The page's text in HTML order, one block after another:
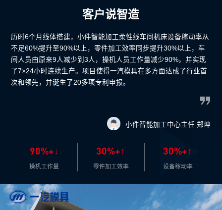
客户说智造
历时6个月线体搭建，小件智能加工柔性线车间机床设备稼动率从
不足60%提升至90%以上，零件加工效率同步提升30%以上，车
间人员由原来9人减少到3人，操机人员工作量减少90%，并实现
了7×24小时连续生产。项目使得一汽模具在多方面达成了行业首
次和领先，并诞生了20多项专利申报。
小件智能加工中心主任 郑坤
90%+↓
操机工作量
30%+↑
零件加工效率
30%+↑
设备稼动率